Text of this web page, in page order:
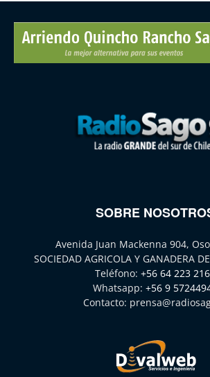
SOBRE
Avenida Juan Mackenna 904,
SOCIEDAD AGRICOLA Y GANADERA
Teléfono: +56 64 223
Whatsapp: +56 9
Contacto: